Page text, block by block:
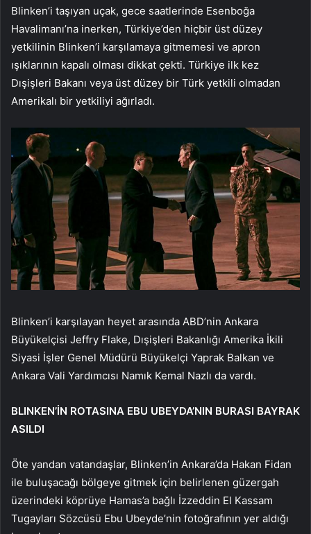
Blinken’i taşıyan uçak, gece saatlerinde Esenboğa
Havalimanı’na inerken, Türkiye’den hiçbir üst düzey
yetkilinin Blinken’i karşılamaya gitmemesi ve apron
ışıklarının kapalı olması dikkat çekti. Türkiye ilk kez
Dışişleri Bakanı veya üst düzey bir Türk yetkili olmadan
Amerikalı bir yetkiliyi ağırladı.
Blinken’i karşılayan heyet arasında ABD’nin Ankara
Büyükelçisi Jeffry Flake, Dışişleri Bakanlığı Amerika İkili
Siyasi İşler Genel Müdürü Büyükelçi Yaprak Balkan ve
Ankara Vali Yardımcısı Namık Kemal Nazlı da vardı.
BLINKEN’İN ROTASINA EBU UBEYDA’NIN BURASI BAYRAK
ASILDI
Öte yandan vatandaşlar, Blinken’in Ankara’da Hakan Fidan
ile buluşacağı bölgeye gitmek için belirlenen güzergah
üzerindeki köprüye Hamas’a bağlı İzzeddin El Kassam
Tugayları Sözcüsü Ebu Ubeyde’nin fotoğrafının yer aldığı